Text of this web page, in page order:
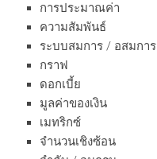
การประมาณค่า
ความสัมพันธ์
ระบบสมการ / อสมการ
กราฟ
ดอกเบี้ย
มูลค่าของเงิน
เมทริกซ์
จำนวนเชิงซ้อน